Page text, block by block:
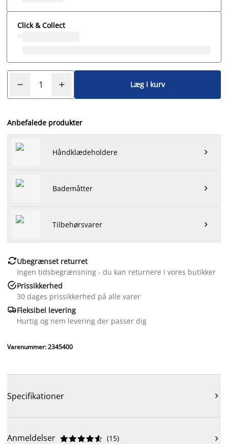
Click & Collect
Læg i kurv
Anbefalede produkter
Håndklædeholdere 
Bademåtter 
Tilbehørsvarer 
Ubegrænset returret
Ingen tidsbegrænsning - du kan returnere i vores butikker
Prissikkerhed
30 dages prissikkerhed på alle varer
Fleksibel levering
Hurtig og nem levering der passer dig
Varenummer: 2345400
Specifikationer 
Anmeldelser 




 (15) 